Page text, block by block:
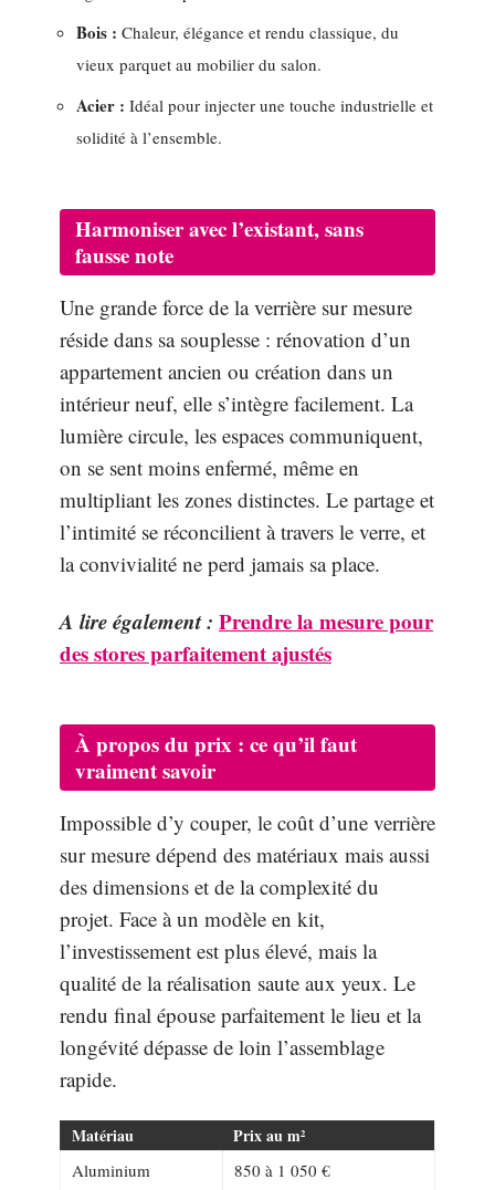
Bois : Chaleur, élégance et rendu classique, du
vieux parquet au mobilier du salon.
Acier : Idéal pour injecter une touche industrielle et
solidité à l’ensemble.
Harmoniser avec l’existant, sans
fausse note
Une grande force de la verrière sur mesure
réside dans sa souplesse : rénovation d’un
appartement ancien ou création dans un
intérieur neuf, elle s’intègre facilement. La
lumière circule, les espaces communiquent,
on se sent moins enfermé, même en
multipliant les zones distinctes. Le partage et
l’intimité se réconcilient à travers le verre, et
la convivialité ne perd jamais sa place.
A lire également : Prendre la mesure pour
des stores parfaitement ajustés
À propos du prix : ce qu’il faut
vraiment savoir
Impossible d’y couper, le coût d’une verrière
sur mesure dépend des matériaux mais aussi
des dimensions et de la complexité du
projet. Face à un modèle en kit,
l’investissement est plus élevé, mais la
qualité de la réalisation saute aux yeux. Le
rendu final épouse parfaitement le lieu et la
longévité dépasse de loin l’assemblage
rapide.
Matériau Prix au m²
Aluminium
850 à 1 050 €